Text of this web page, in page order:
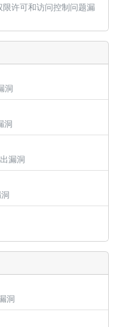
许可和访问控制问题漏
洞
洞
漏洞
洞